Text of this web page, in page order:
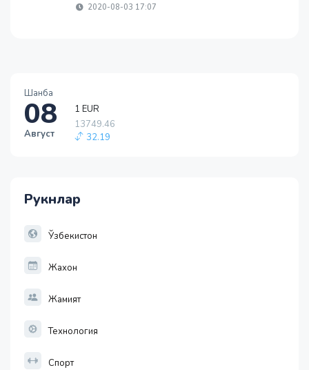
Шанба
08
Август
146.19
1 EUR
32.19
Рукнлар
Ўзбекистон
Жахон
Жамият
Технология
Спорт
2020-08-03 17:07